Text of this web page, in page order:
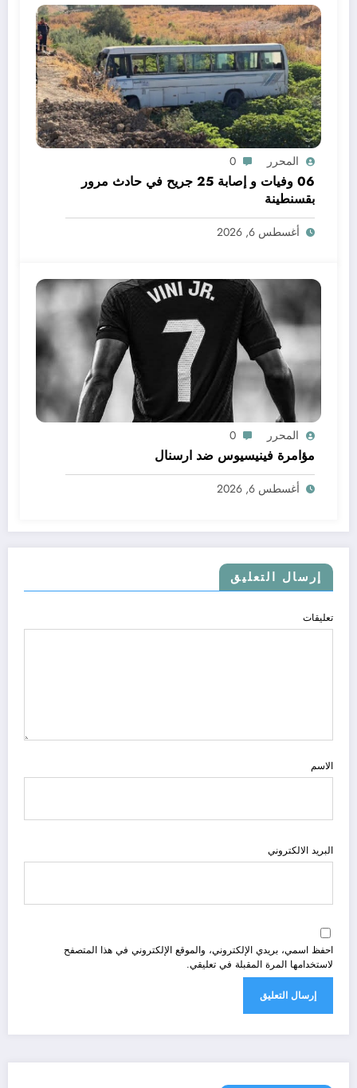
المحرر 0
06 وفيات و إصابة 25 جريح في حادث مرور
بقسنطينة
أغسطس 6, 2026
المحرر 0
مؤامرة فينيسيوس ضد ارسنال
أغسطس 6, 2026
إرسال التعليق
تعليقات
الاسم
البريد الالكتروني
احفظ اسمي، بريدي الإلكتروني، والموقع الإلكتروني في هذا المتصفح
لاستخدامها المرة المقبلة في تعليقي.